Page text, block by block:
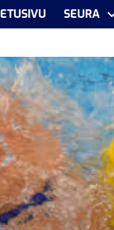
ETUSIVU SEURA